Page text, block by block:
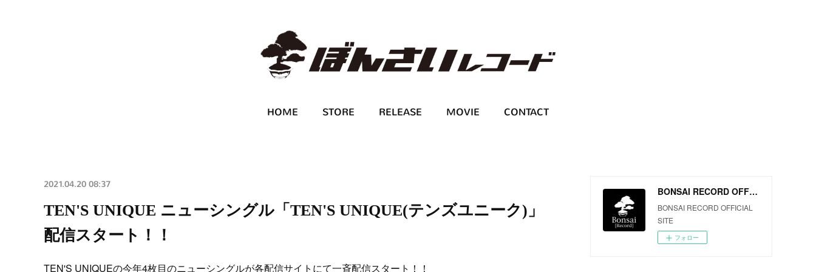
HOME STORE RELEASE MOVIE CONTACT
2021.04.20 08:37
TEN'S UNIQUE ニューシングル「TEN'S UNIQUE(テンズユニーク)」
配信スタート！！
TEN'S UNIQUEの今年4枚目のニューシングルが各配信サイトにて一斉配信スタート！！
BONSAI RECORD OFFICIAL SITE
BONSAI RECORD OFFICIAL
SITE
フォロー